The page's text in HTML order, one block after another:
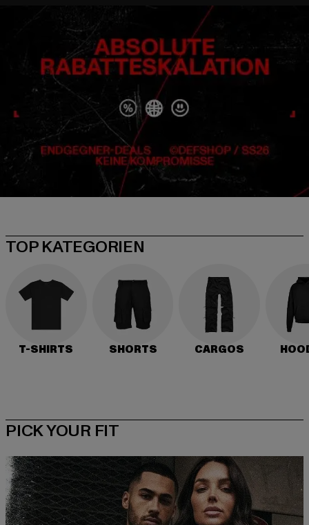
TOP KATEGORIEN
T-SHIRTS SHORTS CARGOS
PICK YOUR FIT